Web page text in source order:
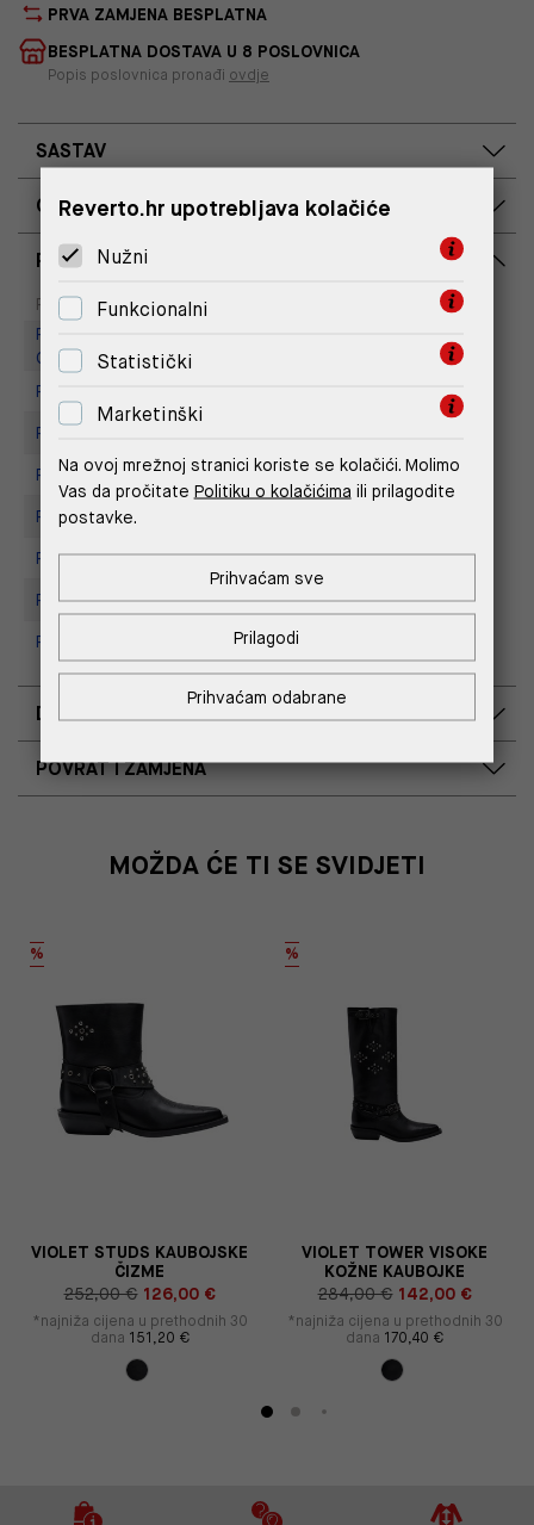
PRVA ZAMJENA BESPLATNA
BESPLATNA DOSTAVA U 8 POSLOVNICA
Popis poslovnica pronađi ovdje
SASTAV
OPIS PROIZVODA
RASPOLOŽIVOST PO POSLOVNICAMA
Poslovnica
Na upit
Replay Outlet Store, Designer
Outlet Croatia
Replay store, Arena centar
Replay Store, City Center One
Replay Store, Joker Centar
Replay Store, Mall of Split
Replay store, Tower Centar
Replay Store, Supernova Zadar
Replay Outlet Store, Split
DOSTAVA
POVRAT I ZAMJENA
MOŽDA ĆE TI SE SVIDJETI
%
VIOLET STUDS KAUBOJSKE
ČIZME
252,00 € 126,00 €
*najniža cijena u prethodnih 30
dana 151,20 €
%
VIOLET TOWER VISOKE
KOŽNE KAUBOJKE
284,00 € 142,00 €
*najniža cijena u prethodnih 30
dana 170,40 €
Reverto.hr upotrebljava kolačiće
Nužni
Funkcionalni
Statistički
Marketinški
Na ovoj mrežnoj stranici koriste se kolačići. Molimo
Vas da pročitate Politiku o kolačićima ili prilagodite
postavke.
Prihvaćam odabrane
Prilagodi
Prihvaćam sve